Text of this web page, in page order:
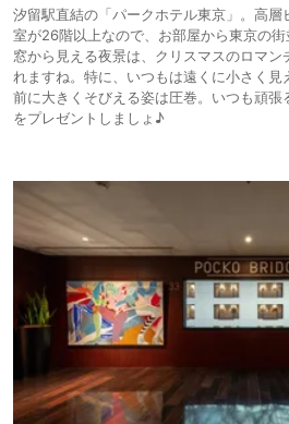
汐留駅直結の「パークホテル東京」。高層
室が26階以上なので、お部屋から東京の
窓から見える夜景は、クリスマスのロマン
れますね。特に、いつもは遠くに小さく
前に大きくそびえる姿は圧巻。いつも頑
をプレゼントしましょ♪